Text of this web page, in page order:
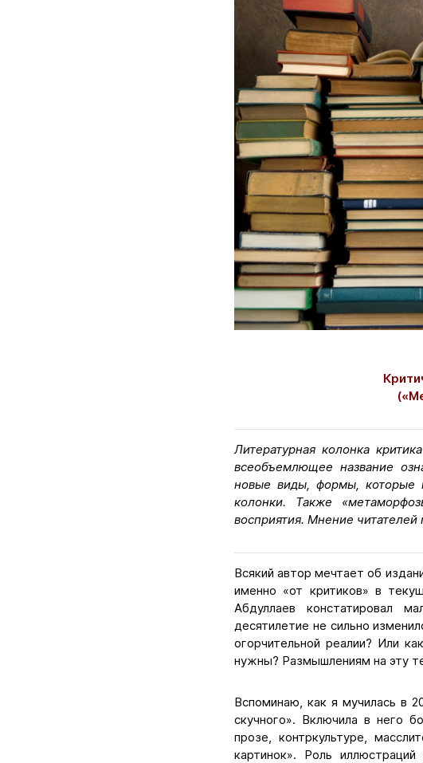
Литературная колонка
всеобъемлющее название
новые виды, формы, которые
колонки. Также
восприятия. Мнение
Всякий автор мечтает об
именно «от критиков» в
Абдуллаев констатировал
десятилетие не сильно
огорчительной реалии? Или
нужны? Размышлениям на эту
Вспоминаю, как я мучилась в
скучного». Включила в него
прозе, контркультуре,
картинок». Роль